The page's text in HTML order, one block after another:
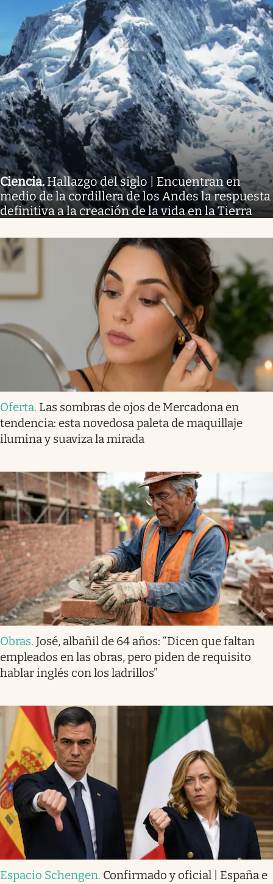
Ciencia.Hallazgo del siglo | Encuentran en
medio de la cordillera de los Andes la respuesta
definitiva a la creación de la vida en la Tierra
Oferta. Las sombras de ojos de Mercadona en
tendencia: esta novedosa paleta de maquillaje
ilumina y suaviza la mirada
Obras. José, albañil de 64 años: “Dicen que faltan
empleados en las obras, pero piden de requisito
hablar inglés con los ladrillos”
Espacio Schengen. Confirmado y oficial | España e